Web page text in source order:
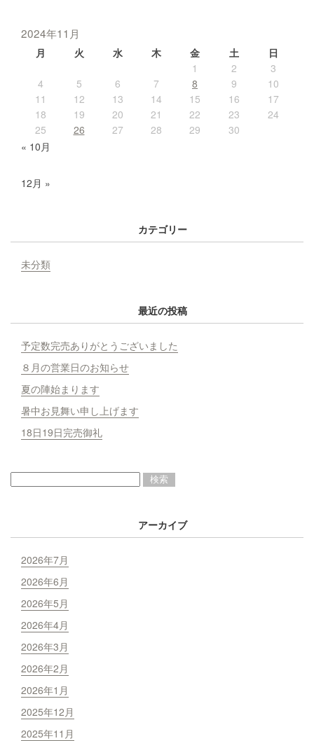
2024年11月
月 火 水 木 金 土
日
1
2
3
4
5 6 7 8 9
10
11
12 13 14 15 16
17
18
19 20 21 22 23
24
25
26 27 28 29
30
« 10月
12月 »
カテゴリー
未分類
最近の投稿
予定数完売ありがとうございました
８月の営業日のお知らせ
夏の陣始まります
暑中お見舞い申し上げます
18日19日完売御礼
アーカイブ
2026年7月
2026年6月
2026年5月
2026年4月
2026年3月
2026年2月
2026年1月
2025年12月
2025年11月